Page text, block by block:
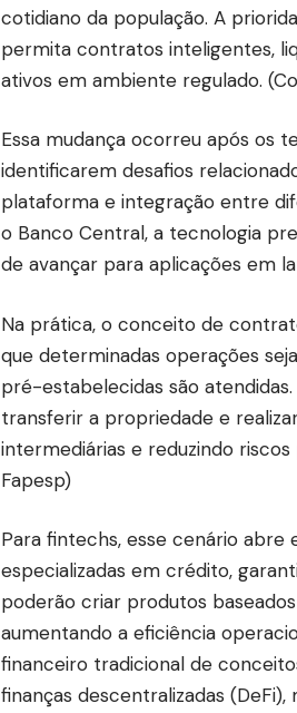
cotidiano da população. A
permita contratos inteligentes,
ativos em ambiente regulado. (
Essa mudança ocorreu após os
identificarem desafios
plataforma e integração entre
o Banco Central, a tecnologia
de avançar para aplicações em
Na prática, o conceito de
que determinadas operações
pré-estabelecidas são
transferir a propriedade e
intermediárias e reduzindo
Fapesp)
Para fintechs, esse cenário abre
especializadas em crédito,
poderão criar produtos
aumentando a eficiência
financeiro tradicional de
finanças descentralizadas